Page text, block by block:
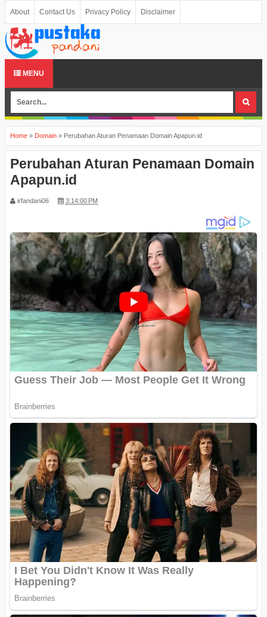
About Contact Us Privacy Policy Disclaimer
MENU
Home » Domain » Perubahan Aturan Penamaan Domain Apapun.id
Perubahan Aturan Penamaan Domain
Apapun.id
irfandani06 3:14:00 PM